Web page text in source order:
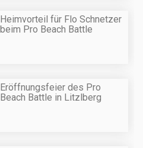
Heimvorteil für Flo Schnetzer
beim Pro Beach Battle
Eröffnungsfeier des Pro
Beach Battle in Litzlberg